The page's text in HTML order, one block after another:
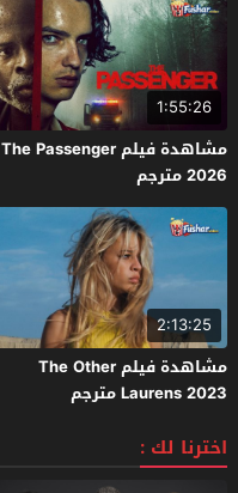
1:55:26
مشاهدة فيلم The Passenger
2026 مترجم
2:13:25
مشاهدة فيلم The Other
Laurens 2023 مترجم
اخترنا لك :